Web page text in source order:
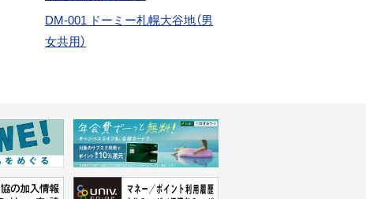
DM-001 ドーミー札幌大谷地（男
女共用）